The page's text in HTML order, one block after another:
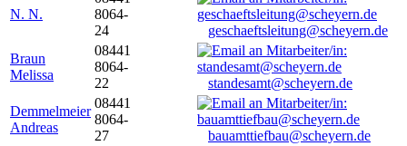
N. N.
8064-
24
geschaeftsleitung@scheyern.de
Braun
Melissa
08441
8064-
22
standesamt@scheyern.de
Demmelmeier
Andreas
08441
8064-
27
bauamttiefbau@scheyern.de